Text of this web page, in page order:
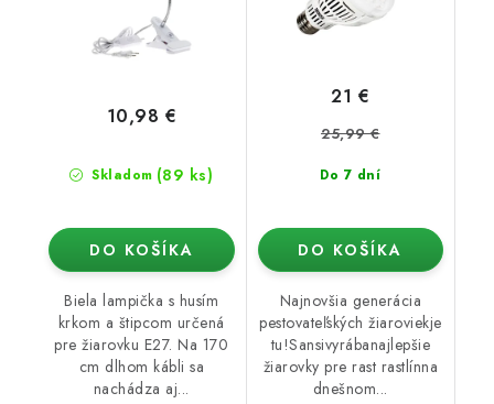
Skladom (89 ks)
10,98 €
DO KOŠÍKA
Biela lampička s husím
krkom a štipcom určená
pre žiarovku E27. Na 170
cm dlhom kábli sa
nachádza aj...
Do 7 dní
21 €
25,99 €
DO KOŠÍKA
Najnovšia generácia
pestovateľských žiaroviekje
tu!Sansivyrábanajlepšie
žiarovky pre rast rastlínna
dnešnom...